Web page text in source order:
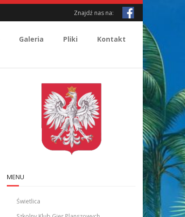
Znajdź nas na:
Galeria Pliki Kontakt
MENU
Świetlica